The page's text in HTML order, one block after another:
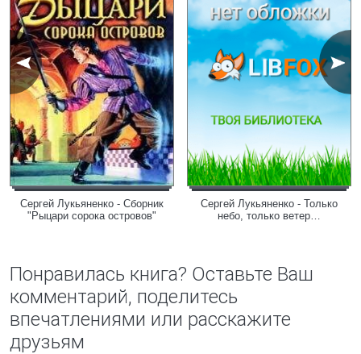
Сергей Лукьяненко - Сборник
"Рыцари сорока островов"
Сергей Лукьяненко - Только
небо, только ветер…
Понравилась книга? Оставьте Ваш
комментарий, поделитесь
впечатлениями или расскажите
друзьям